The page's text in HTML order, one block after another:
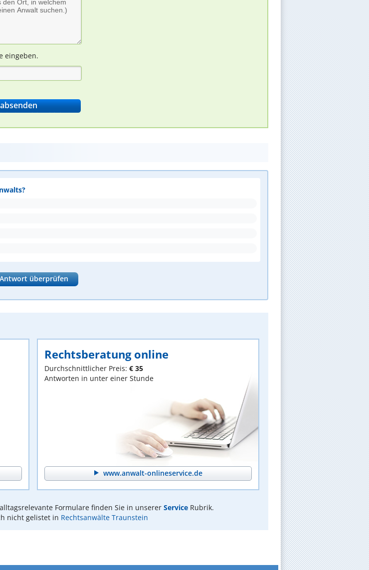
eingeben.
Antwort überprüfen
Rechtsberatung online
Durchschnittlicher Preis: € 35
Antworten in unter einer Stunde
www.anwalt-onlineservice.de
Formulare finden Sie in unserer ServiceRubrik.
nicht gelistet in Rechtsanwälte Traunstein